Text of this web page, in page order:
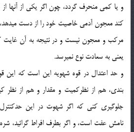
و يا كمي منحرف گردد، چون اگر يكي از آنها
كند معجون آدمي خاصيت خود را از دست
مركب و معجون نيست و در نتيجه به آن غايت
يعني به سعادت نوع نميرسد.
و حد اعتدال در قوه شهويه اين است كه اين
بندي، هم از نظركميت و مقدار و هم از نظر
جلوگيري كني كه اگر شهوت در اين
نامش عفت است، و اگر بطرف افراط گرائيد، شره